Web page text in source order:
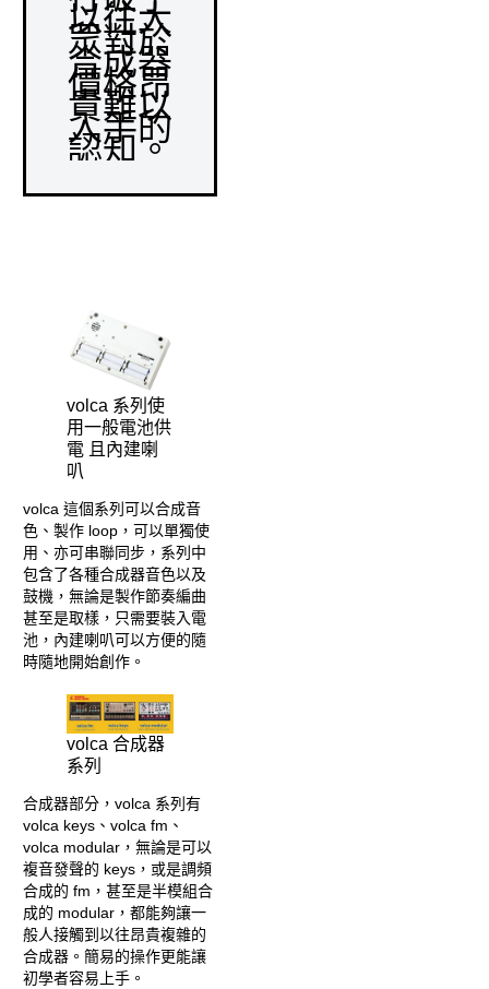
以往大
眾對於
合成器
價格昂
貴難以
入手的
認知。
volca 系列使
用一般電池供
電 且內建喇
叭
volca 這個系列可以合成音
色、製作 loop，可以單獨使
用、亦可串聯同步，系列中
包含了各種合成器音色以及
鼓機，無論是製作節奏編曲
甚至是取樣，只需要裝入電
池，內建喇叭可以方便的隨
時隨地開始創作。
volca 合成器
系列
合成器部分，volca 系列有
volca keys、volca fm、
volca modular，無論是可以
複音發聲的 keys，或是調頻
合成的 fm，甚至是半模組合
成的 modular，都能夠讓一
般人接觸到以往昂貴複雜的
合成器。簡易的操作更能讓
初學者容易上手。